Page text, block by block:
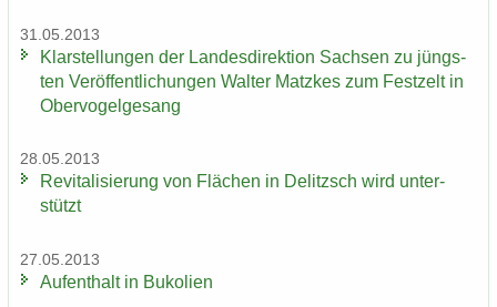
31.05.2013
Klar­stel­lun­gen der Lan­des­di­rek­ti­on Sach­sen zu jüngs­
ten Ver­öf­fent­li­chun­gen Wal­ter Matz­kes zum Fest­zelt in
Ober­vo­gel­ge­sang
28.05.2013
Re­vi­ta­li­sie­rung von Flä­chen in De­litzsch wird un­ter­
stützt
27.05.2013
Auf­ent­halt in Bu­ko­li­en